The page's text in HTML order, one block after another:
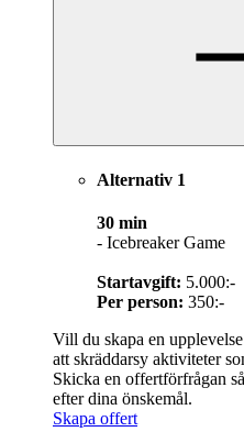
Alternativ 1
30 min
- Icebreaker Game
Startavgift: 5.000:-
Per person: 350:-
Vill du skapa en
att skräddarsy aktiviteter
Skicka en offertförfrågan
efter dina önskemål.
Skapa offert